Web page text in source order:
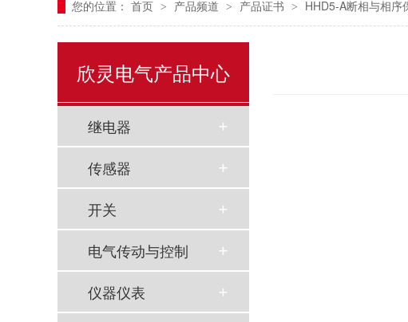
新能源继电器
您的位置： 首页 > 产品频道 > 产品证书 > HHD5-A断相与相序
欣灵电气产品中心
继电器
传感器
开关
电气传动与控制
仪器仪表